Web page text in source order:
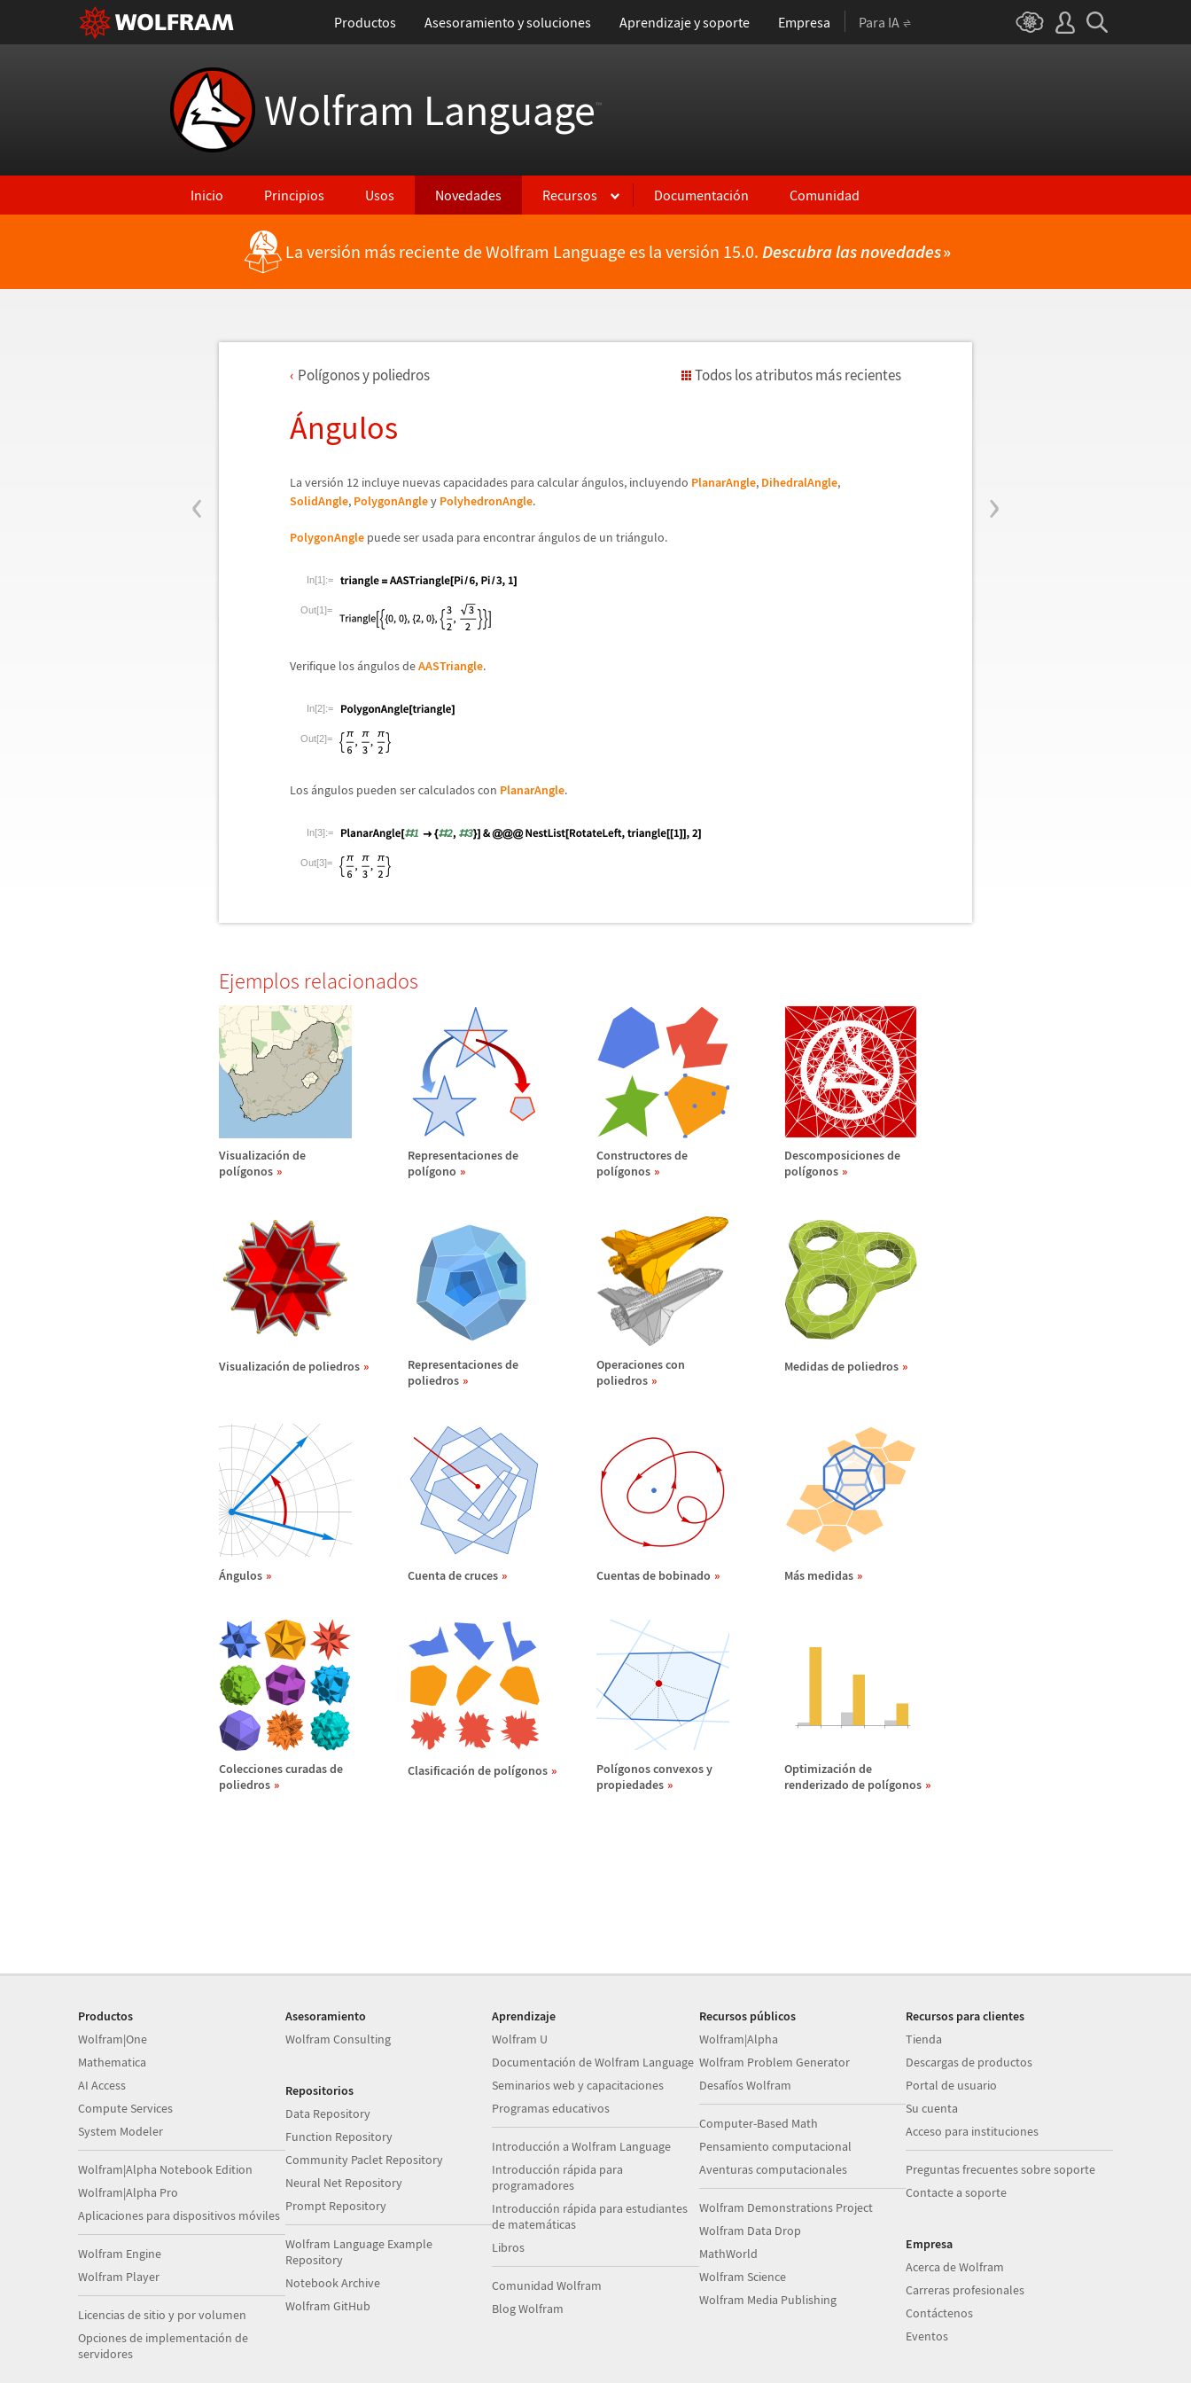
Productos Asesoramiento y soluciones Aprendizaje y soporte Empresa Para IA
Wolfram Language™
Inicio Principios Usos Novedades Recursos Documentación Comunidad
La versión más reciente de Wolfram Language es la versión 15.0. Descubra las novedades»
‹ ›
Polígonos y poliedros Todos los atributos más recientes
Ángulos
La versión 12 incluye nuevas capacidades para calcularángulos, incluyendo PlanarAngle, DihedralAngle,
SolidAngle, PolygonAngley PolyhedronAngle.
PolygonAngle puede ser usada para encontrarángulos de un triángulo.
In[1]:=
Out[1]=
Verifique losángulos deAASTriangle.
In[2]:=
Out[2]=
Losángulos pueden ser calculados con PlanarAngle.
In[3]:=
Out[3]=
Ejemplos relacionados
Visualización de
polígonos
Representaciones de
polígono
Constructores de
polígonos
Descomposiciones de
polígonos
Visualización de poliedros
Representaciones de
poliedros
Operaciones con
poliedros
Medidas de poliedros
Ángulos Cuenta de cruces Cuentas de bobinado Más medidas
Colecciones curadas de
poliedros
Clasificación de polígonos Polígonos convexos y
propiedades
Optimización de
renderizado de polígonos
Productos
Wolfram|One
Mathematica
AI Access
Compute Services
System Modeler
Wolfram|Alpha Notebook Edition
Wolfram|Alpha Pro
Aplicaciones para dispositivos móviles
Wolfram Engine
Wolfram Player
Licencias de sitio y por volumen
Opciones de implementación de
servidores
Asesoramiento
Wolfram Consulting
Repositorios
Data Repository
Function Repository
Community Paclet Repository
Neural Net Repository
Prompt Repository
Wolfram Language Example
Repository
Notebook Archive
Wolfram GitHub
Aprendizaje
Wolfram U
Documentación de Wolfram Language
Seminarios web y capacitaciones
Programas educativos
Introducción a Wolfram Language
Introducción rápida para
programadores
Introducción rápida para estudiantes
de matemáticas
Libros
Comunidad Wolfram
Blog Wolfram
Recursos públicos
Wolfram|Alpha
Wolfram Problem Generator
Desafíos Wolfram
Computer-Based Math
Pensamiento computacional
Aventuras computacionales
Wolfram Demonstrations Project
Wolfram Data Drop
MathWorld
Wolfram Science
Wolfram Media Publishing
Recursos para clientes
Tienda
Descargas de productos
Portal de usuario
Su cuenta
Acceso para instituciones
Preguntas frecuentes sobre soporte
Contacte a soporte
Empresa
Acerca de Wolfram
Carreras profesionales
Contáctenos
Eventos